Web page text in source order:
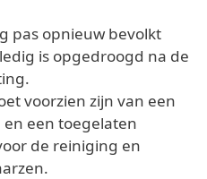
pas opnieuw bevolkt
is opgedroogd na de
voorzien zijn van een
een toegelaten
de reiniging en